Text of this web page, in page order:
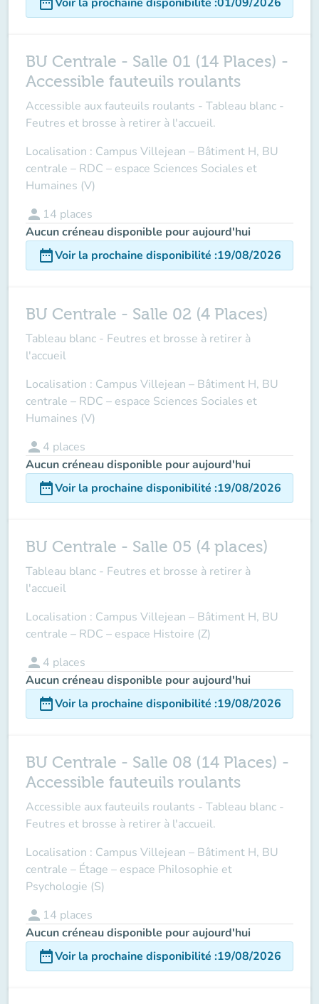
BU Centrale - Salle 01 (14 Places) -
Accessible fauteuils roulants
Accessible aux fauteuils roulants - Tableau blanc -
Feutres et brosse à retirer à l'accueil.
Localisation : Campus Villejean – Bâtiment H, BU
centrale – RDC – espace Sciences Sociales et
Humaines (V)
person 14 places
Aucun créneau disponible pour aujourd'hui
date_rangeVoir la prochaine disponibilité :19/08/2026
BU Centrale - Salle 02 (4 Places)
Tableau blanc - Feutres et brosse à retirer à
l'accueil
Localisation : Campus Villejean – Bâtiment H, BU
centrale – RDC – espace Sciences Sociales et
Humaines (V)
person 4 places
Aucun créneau disponible pour aujourd'hui
date_rangeVoir la prochaine disponibilité :19/08/2026
BU Centrale - Salle 05 (4 places)
Tableau blanc - Feutres et brosse à retirer à
l'accueil
Localisation : Campus Villejean – Bâtiment H, BU
centrale – RDC – espace Histoire (Z)
person 4 places
Aucun créneau disponible pour aujourd'hui
date_rangeVoir la prochaine disponibilité :19/08/2026
BU Centrale - Salle 08 (14 Places) -
Accessible fauteuils roulants
Accessible aux fauteuils roulants - Tableau blanc -
Feutres et brosse à retirer à l'accueil.
Localisation : Campus Villejean – Bâtiment H, BU
centrale – Étage – espace Philosophie et
Psychologie (S)
person 14 places
Aucun créneau disponible pour aujourd'hui
date_rangeVoir la prochaine disponibilité :19/08/2026